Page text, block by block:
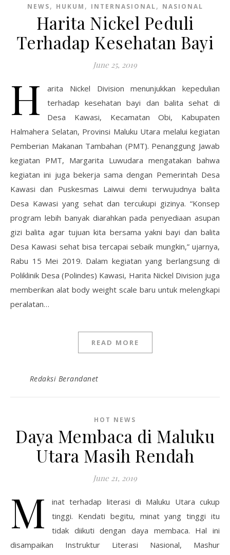
NEWS, HUKUM , INTERNASIONAL, NASIONAL
Harita Nickel Peduli
Terhadap Kesehatan Bayi
June 25, 2019
H
arita Nickel Division menunjukkan kepedulian
terhadap kesehatan bayi dan balita sehat di
Desa Kawasi, Kecamatan Obi, Kabupaten
Halmahera Selatan, Provinsi Maluku Utara melalui kegiatan
Pemberian Makanan Tambahan (PMT). Penanggung Jawab
kegiatan PMT, Margarita Luwudara mengatakan bahwa
kegiatan ini juga bekerja sama dengan Pemerintah Desa
Kawasi dan Puskesmas Laiwui demi terwujudnya balita
Desa Kawasi yang sehat dan tercukupi gizinya. “Konsep
program lebih banyak diarahkan pada penyediaan asupan
gizi balita agar tujuan kita bersama yakni bayi dan balita
Desa Kawasi sehat bisa tercapai sebaik mungkin,” ujarnya,
Rabu 15 Mei 2019. Dalam kegiatan yang berlangsung di
Poliklinik Desa (Polindes) Kawasi, Harita Nickel Division juga
memberikan alat body weight scale baru untuk melengkapi
peralatan…
READ MORE
Redaksi Berandanet
HOT NEWS
Daya Membaca di Maluku
Utara Masih Rendah
June 21, 2019
M
inat terhadap literasi di Maluku Utara cukup
tinggi. Kendati begitu, minat yang tinggi itu
tidak diikuti dengan daya membaca. Hal ini
disampaikan Instruktur Literasi Nasional, Mashur